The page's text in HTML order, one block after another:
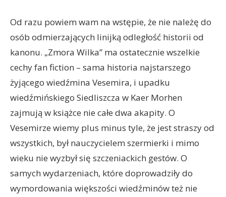
Od razu powiem wam na wstępie, że nie należę do
osób odmierzających linijką odległość historii od
kanonu. „Zmora Wilka” ma ostatecznie wszelkie
cechy fan fiction – sama historia najstarszego
żyjącego wiedźmina Vesemira, i upadku
wiedźmińskiego Siedliszcza w Kaer Morhen
zajmują w książce nie całe dwa akapity. O
Vesemirze wiemy plus minus tyle, że jest straszy od
wszystkich, był nauczycielem szermierki i mimo
wieku nie wyzbył się szczeniackich gestów. O
samych wydarzeniach, które doprowadziły do
wymordowania większości wiedźminów też nie